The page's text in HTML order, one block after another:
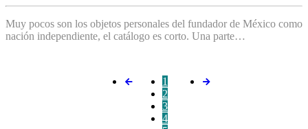
Muy pocos son los objetos personales del fundador de México como
nación independiente, el catálogo es corto. Una parte…
1
2
3
4